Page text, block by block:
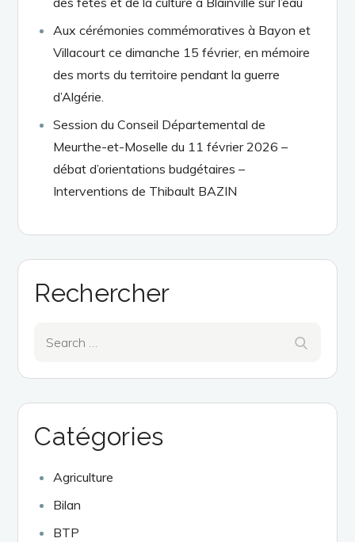
Aux cérémonies commémoratives à Bayon et
Villacourt ce dimanche 15 février, en mémoire
des morts du territoire pendant la guerre
d’Algérie.
Session du Conseil Départemental de
Meurthe-et-Moselle du 11 février 2026 –
débat d’orientations budgétaires –
Interventions de Thibault BAZIN
Rechercher
Catégories
Agriculture
Bilan
BTP